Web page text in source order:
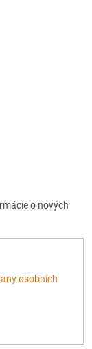
o nových
osobních